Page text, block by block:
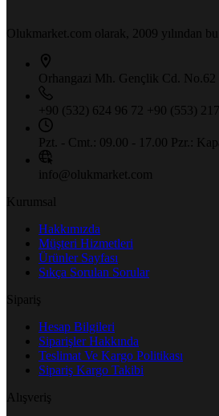
Olukmarket.com olarak, 2009 yılından
Orhangazi Mh. Gençlik Cd. No.62
+90 (532) 624 96 72 +90 (553)
Pzt. - Cmt.: 09.00 - 17.00 Pzr.:
info@olukmarket.com
Kurumsal
Hakkımızda
Müşteri Hizmetleri
Ürünler Sayfası
Sıkça Sorulan Sorular
Sipariş
Hesap Bilgileri
Siparişler Hakkında
Teslimat Ve Kargo Politikası
Sipariş Kargo Takibi
Alışveriş